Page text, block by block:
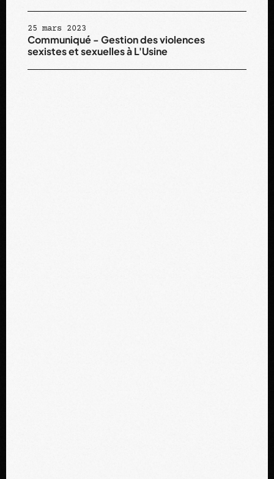
Communiqué - Gestion des violences
sexistes et sexuelles à L'Usine
25 mars 2023
4, Place des Volontaires,
1204 Genève, Suisse